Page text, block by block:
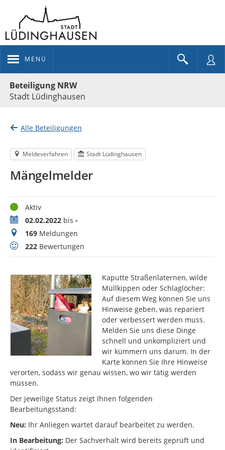
MENÜ
Beteiligung NRW
Stadt Lüdinghausen
Alle Beteiligungen
Meldeverfahren Stadt Lüdinghausen
Mängelmelder
StatusAktiv
Zeitraum02.02.2022 bis -
Meldungen
169 Meldungen
Bewertungen
222 Bewertungen
Kaputte Straßenlaternen, wilde
Müllkippen oder Schlaglöcher:
Auf diesem Weg können Sie uns
Hinweise geben, was repariert
oder verbessert werden muss.
Melden Sie uns diese Dinge
schnell und unkompliziert und
wir kümmern uns darum. In der
Karte können Sie Ihre Hinweise
verorten, sodass wir genau wissen, wo wir tätig werden
müssen.
Der jeweilige Status zeigt Ihnen folgenden
Bearbeitungsstand:
Neu: Ihr Anliegen wartet darauf bearbeitet zu werden.
In Bearbeitung: Der Sachverhalt wird bereits geprüft und